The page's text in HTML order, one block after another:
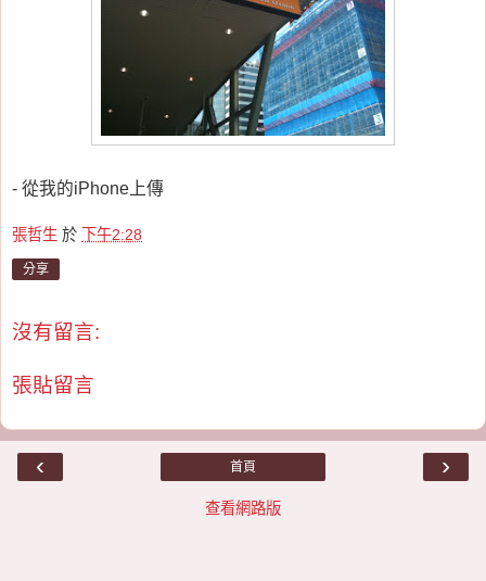
- 從我的iPhone上傳
張哲生 於 下午2:28
分享
沒有留言:
張貼留言
‹ ›
首頁
查看網路版